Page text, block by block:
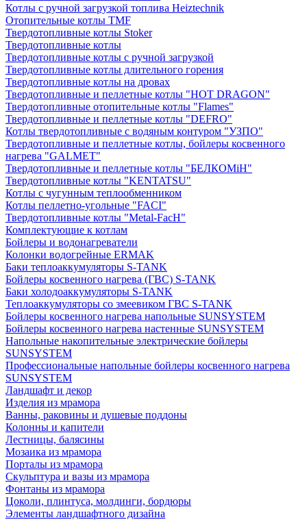
Котлы с ручной загрузкой топлива Heiztechnik
Отопительные котлы TMF
Твердотопливные котлы Stoker
Твердотопливные котлы
Твердотопливные котлы с ручной загрузкой
Твердотопливные котлы длительного горения
Твердотопливные котлы на дровах
Твердотопливные и пеллетные котлы "HOT DRAGON"
Твердотопливные отопительные котлы "Flames"
Твердотопливные и пеллетные котлы "DEFRO"
Котлы твердотопливные с водяным контуром "УЗПО"
Твердотопливные и пеллетные котлы, бойлеры косвенного
нагрева "GALMET"
Твердотопливные и пеллетные котлы "БЕЛКОМiН"
Твердотопливные котлы "KENTATSU"
Котлы с чугунным теплообменником
Котлы пеллетно-угольные "FACI"
Твердотопливные котлы "Metal-FacH"
Комплектующие к котлам
Бойлеры и водонагреватели
Колонки водогрейные ERMAK
Баки теплоаккумуляторы S-TANK
Бойлеры косвенного нагрева (ГВС) S-TANK
Баки холодоаккумуляторы S-TANK
Теплоаккумуляторы со змеевиком ГВС S-TANK
Бойлеры косвенного нагрева напольные SUNSYSTEM
Бойлеры косвенного нагрева настенные SUNSYSTEM
Напольные накопительные электрические бойлеры
SUNSYSTEM
Профессиональные напольные бойлеры косвенного нагрева
SUNSYSTEM
Ландшафт и декор
Изделия из мрамора
Ванны, раковины и душевые поддоны
Колонны и капители
Лестницы, балясины
Мозаика из мрамора
Порталы из мрамора
Скульптура и вазы из мрамора
Фонтаны из мрамора
Цоколи, плинтуса, молдинги, бордюры
Элементы ландшафтного дизайна